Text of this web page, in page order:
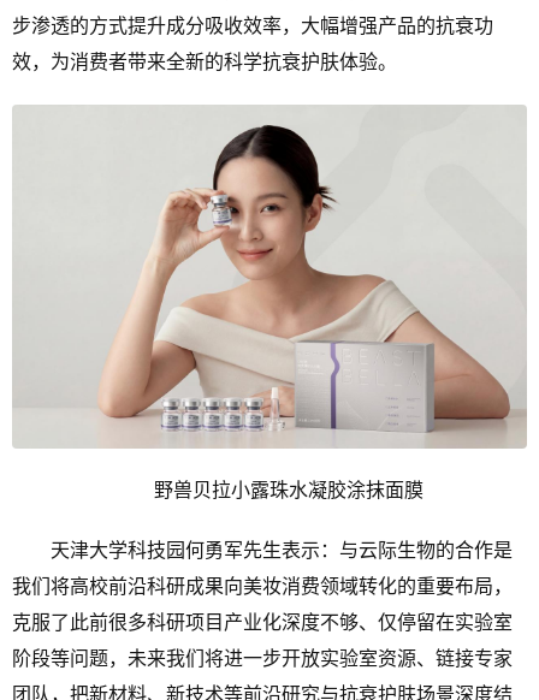
步渗透的方式提升成分吸收效率，大幅增强产品的抗衰功
效，为消费者带来全新的科学抗衰护肤体验。
野兽贝拉小露珠水凝胶涂抹面膜
天津大学科技园何勇军先生表示：与云际生物的合作是
我们将高校前沿科研成果向美妆消费领域转化的重要布局，
克服了此前很多科研项目产业化深度不够、仅停留在实验室
阶段等问题，未来我们将进一步开放实验室资源、链接专家
团队，把新材料、新技术等前沿研究与抗衰护肤场景深度结